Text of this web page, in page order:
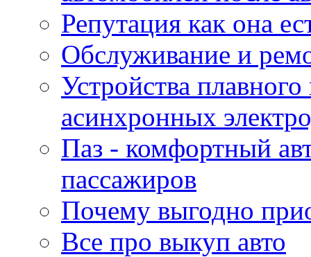
Репутация как она
Обслуживание и
Устройства
асинхронных
Паз - комфортный
пассажиров
Почему выгодно
Все про выкуп авто